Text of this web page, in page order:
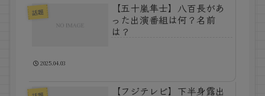
話題
【五十嵐隼士】八百長があ
った出演番組は何？名前
は？
2025.04.03
【フジテレビ】下半身露出